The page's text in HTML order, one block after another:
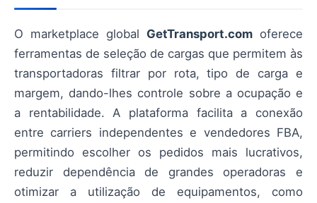
O marketplace global GetTransport.com oferece
ferramentas de seleção de cargas que permitem às
transportadoras filtrar por rota, tipo de carga e
margem, dando-lhes controle sobre a ocupação e
a rentabilidade. A plataforma facilita a conexão
entre carriers independentes e vendedores FBA,
permitindo escolher os pedidos mais lucrativos,
reduzir dependência de grandes operadoras e
otimizar a utilização de equipamentos, como